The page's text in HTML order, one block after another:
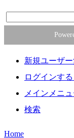
新規ユーザ
ログインする
メインメニ
検索
Home